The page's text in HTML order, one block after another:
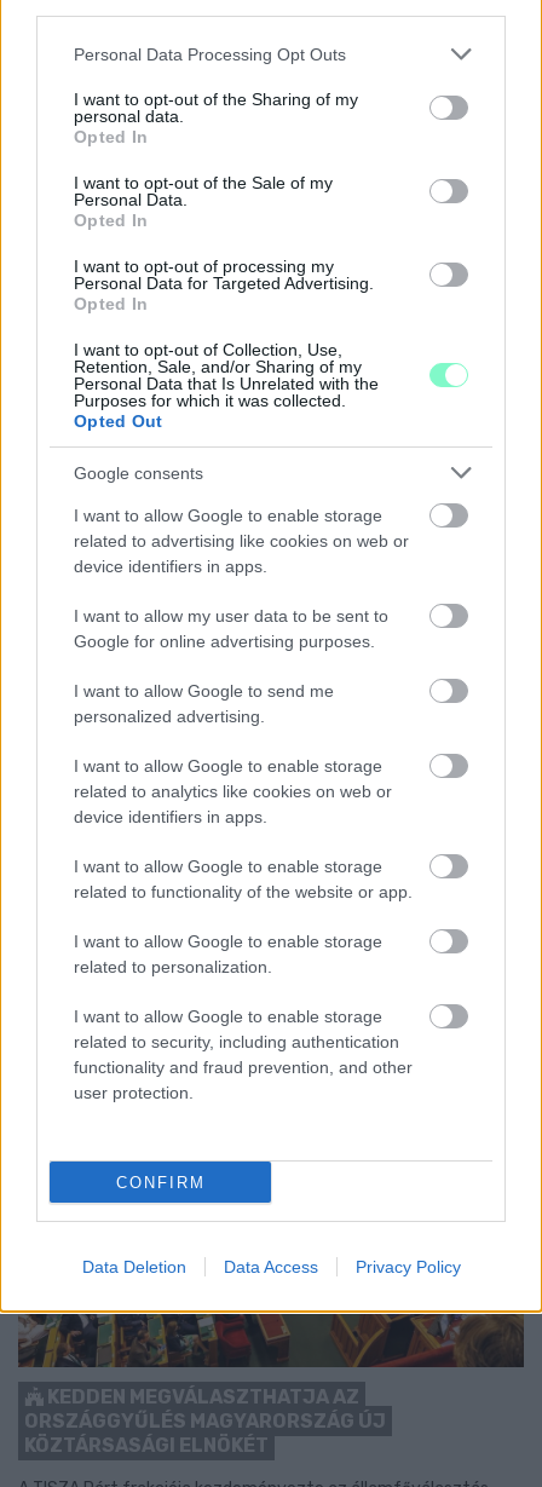
Please note that this website/app uses one or more Google
not limited to your visit or usage behaviour. You may click to
grant or deny consent to Google and its third-party tags to
use your data for below specified purposes in below Google
consent section.
Personal Data Processing Opt Outs
I want to opt-out of the Sharing of my
personal data.
Opted In
I want to opt-out of the Sale of my
Personal Data.
Opted In
I want to opt-out of processing my
Personal Data for Targeted Advertising.
Opted In
I want to opt-out of Collection, Use,
Retention, Sale, and/or Sharing of my
Personal Data that Is Unrelated with the
Purposes for which it was collected.
Opted Out
Google consents
I want to allow Google to enable storage
related to advertising like cookies on web or
device identifiers in apps.
I want to allow my user data to be sent to
Google for online advertising purposes.
I want to allow Google to send me
personalized advertising.
I want to allow Google to enable storage
related to analytics like cookies on web or
device identifiers in apps.
I want to allow Google to enable storage
related to functionality of the website or app.
I want to allow Google to enable storage
related to personalization.
I want to allow Google to enable storage
related to security, including authentication
functionality and fraud prevention, and other
user protection.
CONFIRM
Data Deletion Data Access Privacy Policy
A RÓMAIAKTÓL AZ AGYAGKATONÁKIG –
KÖZÖNSÉGTALÁLKOZÓ VÁRJA A LÁTOGATÓKAT A
GYŐRI RÓMER MÚZEUMBAN
Ingyenes programokkal és különleges kiállításokkal készülnek a
hét második felére, a hőségriadó idején ráadásul a Várkazamata
– Kőtár is díjmentesen látogatható.
CZUNYINÉ HARCA A GMAIL ÉS AZ ÖNKÉNY ELLEN
- LETILTOTTA A GOOGLE A VÉDVONAL LEVELEZŐ
Nem vicc! A Fidesz maradéka tényleg egy ingyenes e-mail
Szólj hozzá!
KEDDEN MEGVÁLASZTHATJA AZ
ORSZÁGGYŰLÉS MAGYARORSZÁG ÚJ
KÖZTÁRSASÁGI ELNÖKÉT